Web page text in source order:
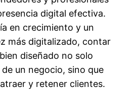
digital efectiva.
en crecimiento y un
más digitalizado, contar
diseñado no solo
un negocio, sino que
y retener clientes.